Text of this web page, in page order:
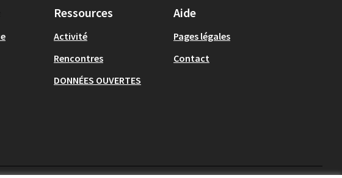
Ressources
Activité
Rencontres
DONNÉES OUVERTES
Aide
Pages légales
Contact